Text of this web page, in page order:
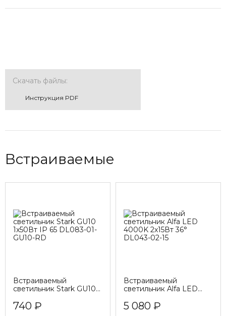
Скачать файлы:
Инструкция PDF
Встраиваемые
Встраиваемый
светильник Stark GU10
GU10-RD
740 ₽
Встраиваемый
светильник Alfa LED
DL043-02-15
5 080 ₽